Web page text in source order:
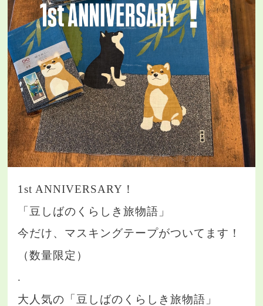
1st ANNIVERSARY！
「豆しばのくらしき旅物語」
今だけ、マスキングテープがついてます！
（数量限定）
.
大人気の「豆しばのくらしき旅物語」